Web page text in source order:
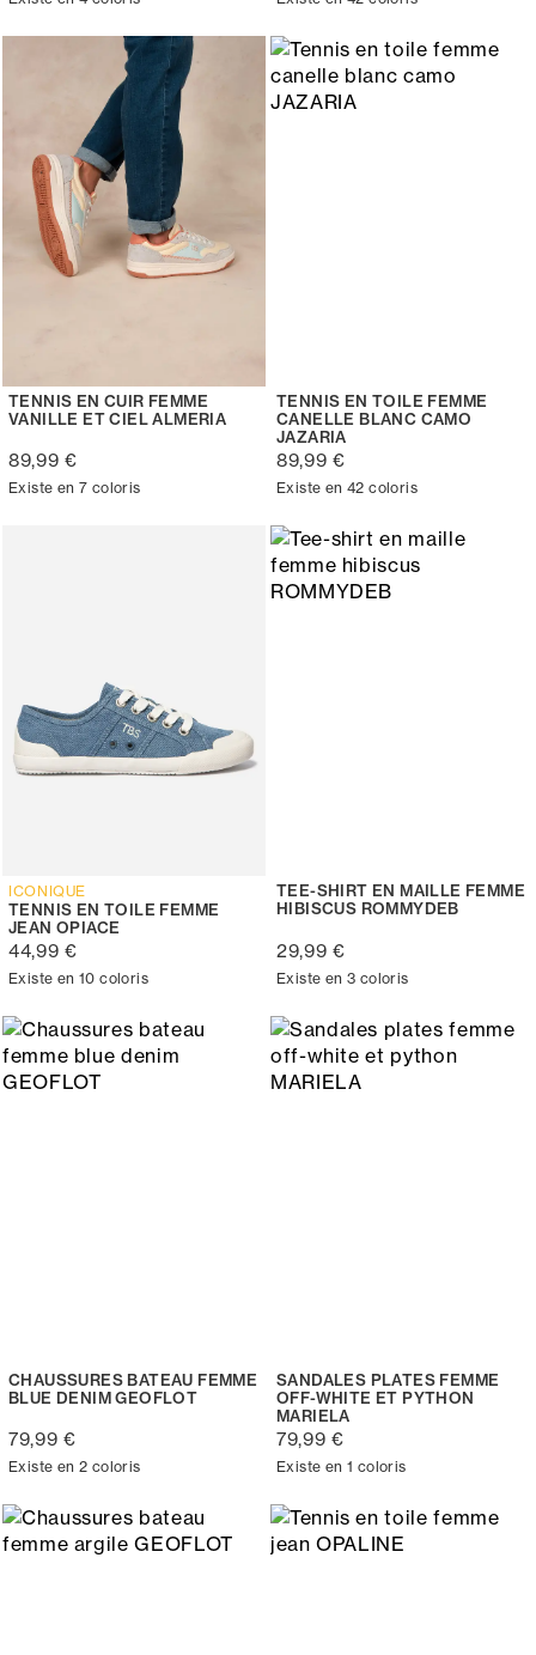
TENNIS EN CUIR FEMME
VANILLE ET CIEL ALMERIA
89,99 €
Existe en 7 coloris
TENNIS EN TOILE FEMME
CANELLE BLANC CAMO
JAZARIA
89,99 €
Existe en 42 coloris
ICONIQUE
TENNIS EN TOILE FEMME
JEAN OPIACE
44,99 €
Existe en 10 coloris
TEE-SHIRT EN MAILLE FEMME
HIBISCUS ROMMYDEB
29,99 €
Existe en 3 coloris
CHAUSSURES BATEAU FEMME
BLUE DENIM GEOFLOT
79,99 €
Existe en 2 coloris
SANDALES PLATES FEMME
OFF-WHITE ET PYTHON
MARIELA
79,99 €
Existe en 1 coloris